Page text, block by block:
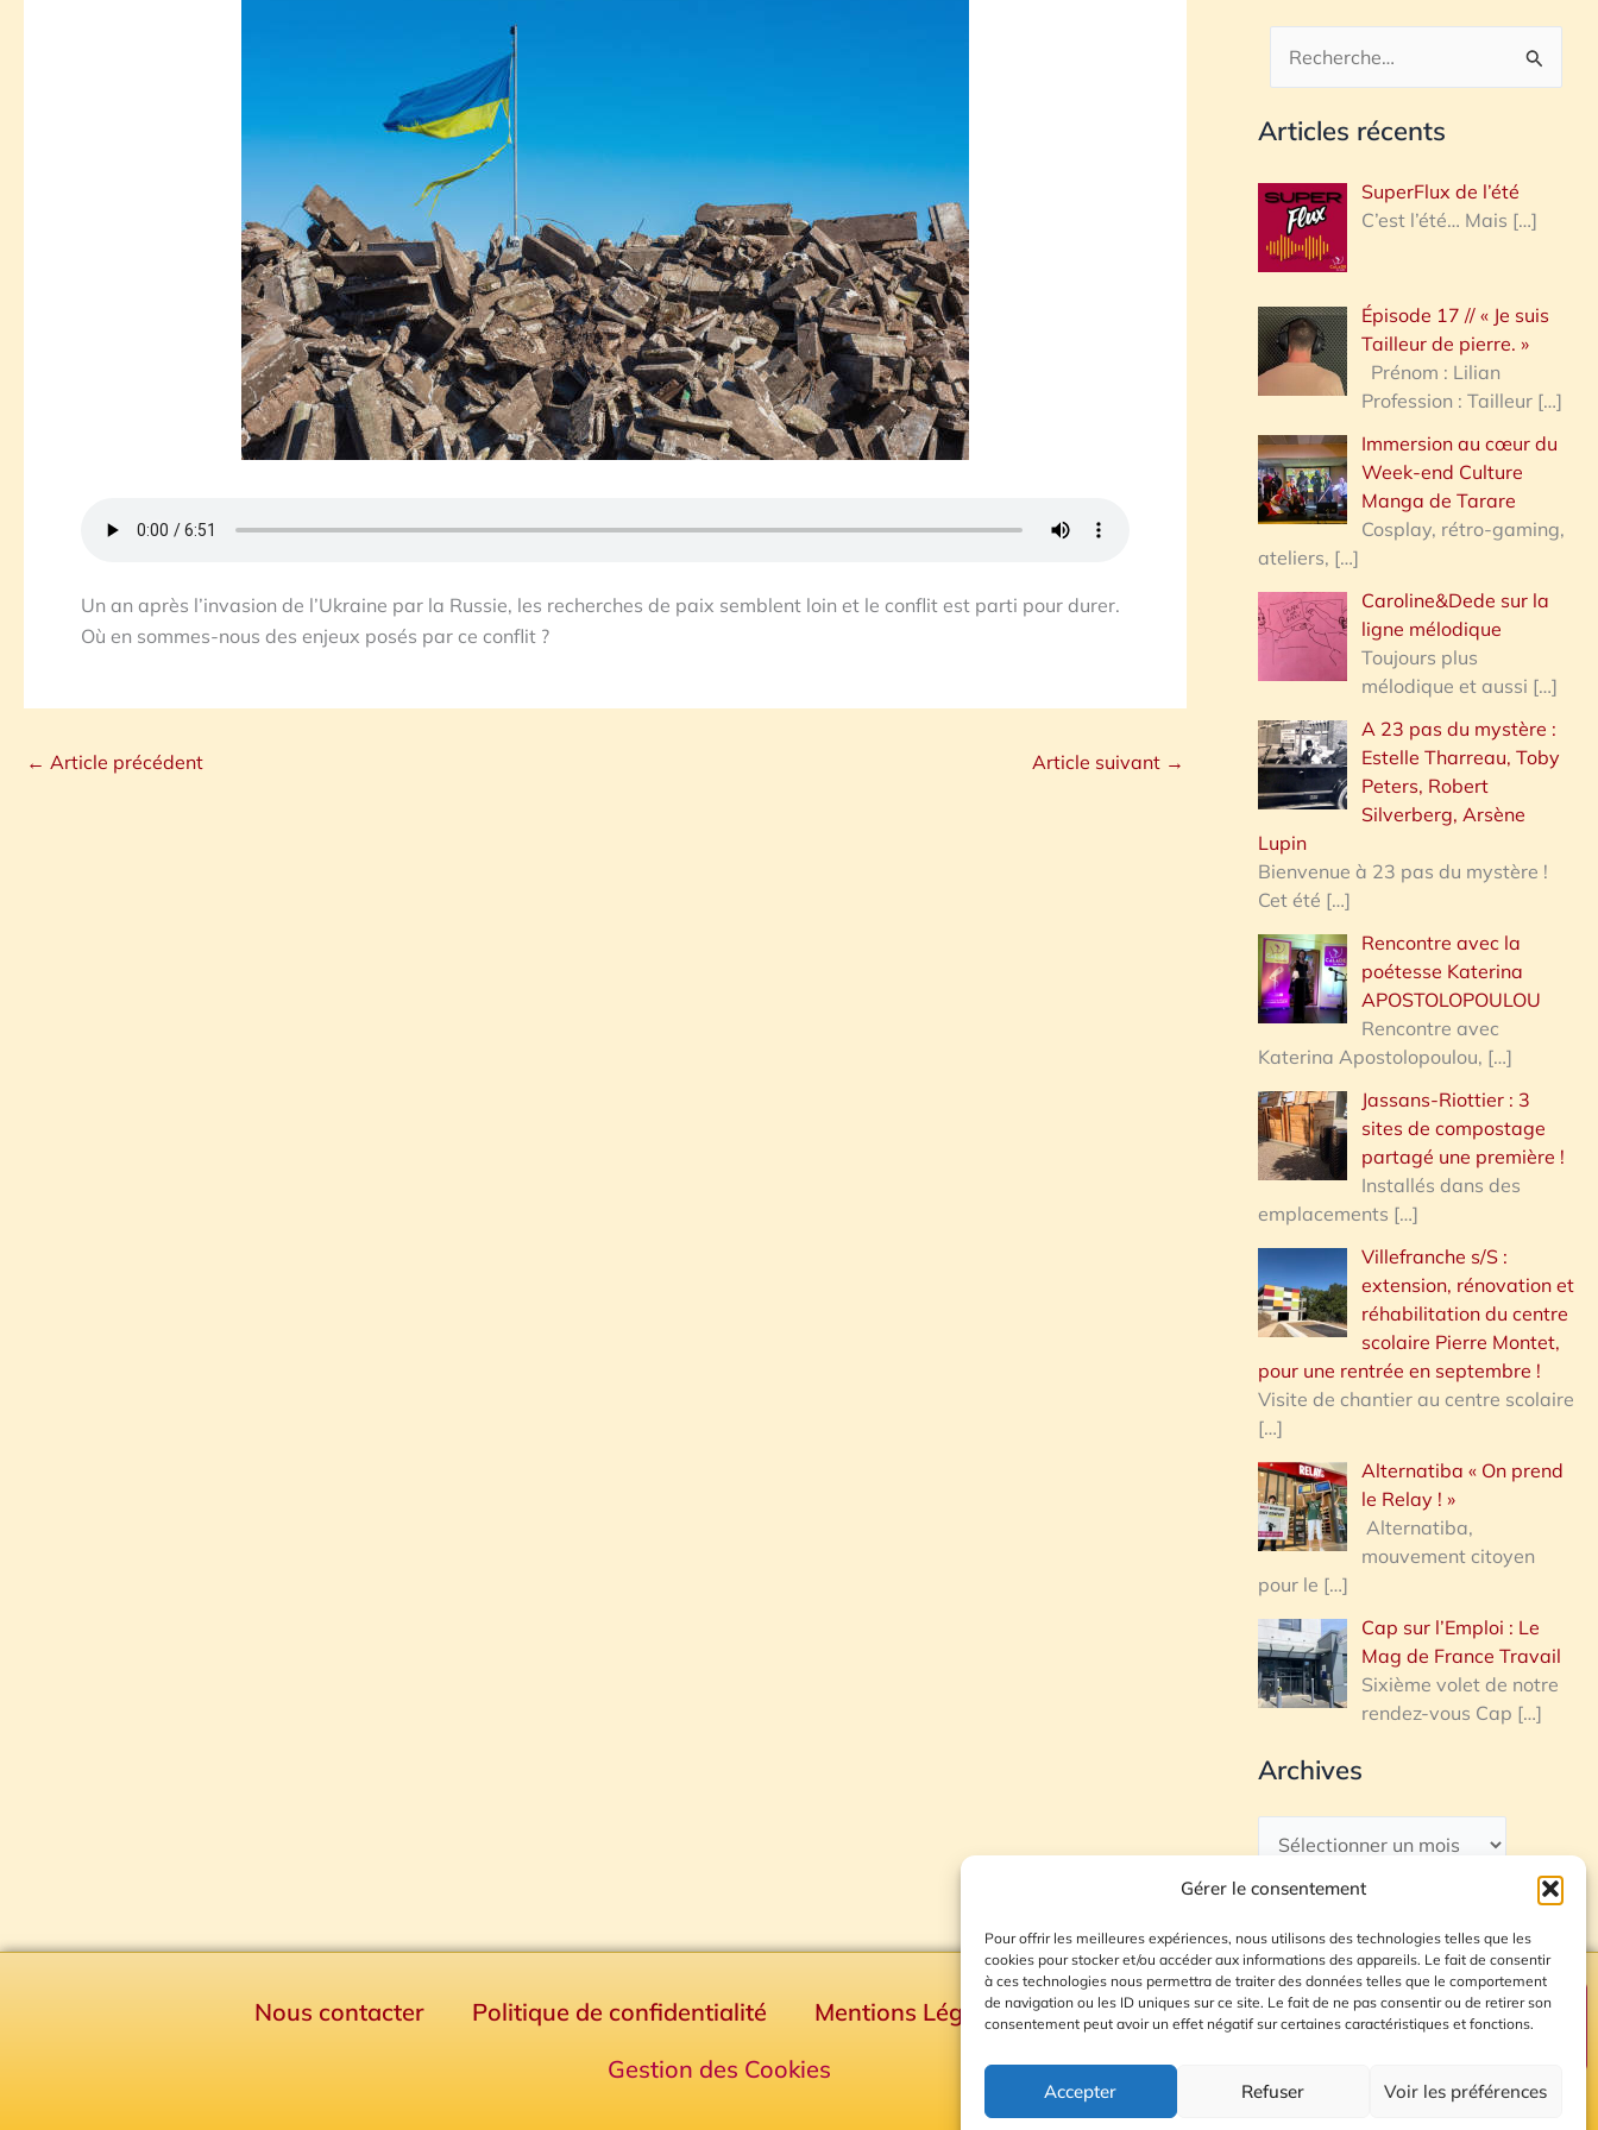
Gérer le consentement
Pour offrir les meilleures expériences, nous utilisons des technologies telles que les
cookies pour stocker et/ou accéder aux informations des appareils. Le fait de consentir
à ces technologies nous permettra de traiter des données telles que le comportement
de navigation ou les ID uniques sur ce site. Le fait de ne pas consentir ou de retirer son
consentement peut avoir un effet négatif sur certaines caractéristiques et fonctions.
Accepter Refuser Voir les préférences
Un an après l’invasion de l’Ukraine par la Russie, les recherches de paix semblent loin et le conflit est parti pour durer.
Où en sommes-nous des enjeux posés par ce conflit ?
← Article précédent Article suivant →
c
h
r
h
e
:
Articles récents
SuperFlux de l’été
C’est l’été… Mais […]
Épisode 17 // « Je suis
Tailleur de pierre. »
Prénom : Lilian
Profession : Tailleur […]
Immersion au cœur du
Week-end Culture
Manga de Tarare
Cosplay, rétro-gaming,
ateliers, […]
Caroline&Dede sur la
ligne mélodique
Toujours plus
mélodique et aussi […]
A 23 pas du mystère :
Estelle Tharreau, Toby
Peters, Robert
Silverberg, Arsène
Lupin
Bienvenue à 23 pas du mystère !
Cet été […]
Rencontre avec la
poétesse Katerina
APOSTOLOPOULOU
Rencontre avec
Katerina Apostolopoulou, […]
Jassans-Riottier : 3
sites de compostage
partagé une première !
Installés dans des
emplacements […]
Villefranche s/S :
extension, rénovation et
réhabilitation du centre
scolaire Pierre Montet,
pour une rentrée en septembre !
Visite de chantier au centre scolaire
[…]
Alternatiba « On prend
le Relay ! »
Alternatiba,
mouvement citoyen
pour le […]
Cap sur l’Emploi : Le
Mag de France Travail
Sixième volet de notre
rendez-vous Cap […]
Archives
Nous contacter Politique de confidentialité Mentions Légales
Plan du site
Gestion des Cookies